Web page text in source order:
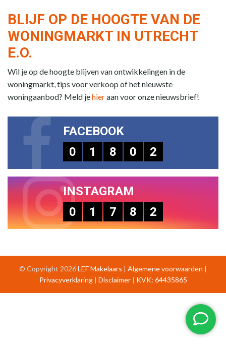
BLIJF OP DE HOOGTE VAN DE
WONINGMARKT IN UTRECHT
E.O.
Wil je op de hoogte blijven van ontwikkelingen in de
woningmarkt, tips voor verkoop of het nieuwste
woningaanbod? Meld jehieraan voor onze nieuwsbrief!
FACEBOOK
0
1 8 0 2
INSTAGRAM
0
1 7 8 2
© Copyright 2026LEF Makelaars | Algemene voorwaarden |
Privacyverklaring| Disclaimer| KVK: 64435865